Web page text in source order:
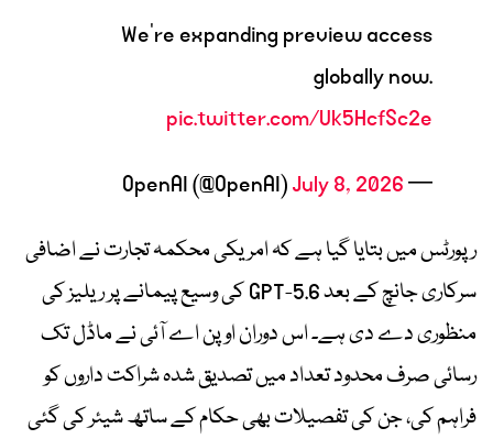
We’re expanding preview access
globally now.
pic.twitter.com/Uk5HcfSc2e
— OpenAI (@OpenAI)
July 8, 2026
رپورٹس میں بتایا گیا ہے کہ امریکی محکمہ تجارت نے اضافی
سرکاری جانچ کے بعد GPT-5.6 کی وسیع پیمانے پر ریلیز کی
منظوری دے دی ہے۔ اس دوران اوپن اے آئی نے ماڈل تک
رسائی صرف محدود تعداد میں تصدیق شدہ شراکت داروں کو
فراہم کی، جن کی تفصیلات بھی حکام کے ساتھ شیئر کی گئی